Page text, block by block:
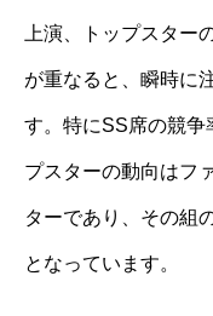
上演、トップスター
が重なると、瞬時に
す。特にSS席の競争
プスターの動向はフ
ターであり、その組
となっています。